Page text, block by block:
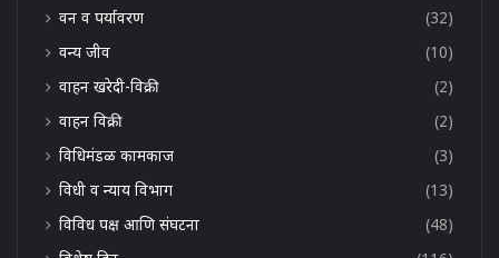
वन व पर्यावरण
(32)
वन्य जीव
(10)
वाहन खरेदी-विक्री
(2)
वाहन विक्री
(2)
विधिमंडळ कामकाज
(3)
विधी व न्याय विभाग
(13)
विविध पक्ष आणि संघटना
(48)